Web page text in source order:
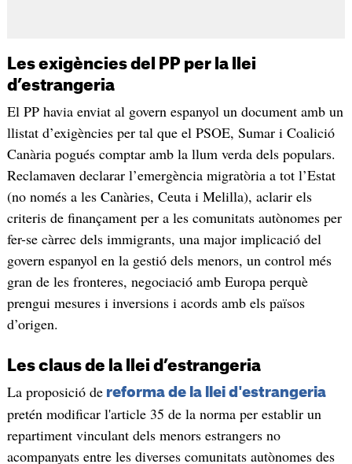
Les exigències del PP per la llei
d’estrangeria
El PP havia enviat al govern espanyol un document amb un
llistat d’exigències per tal que el PSOE, Sumar i Coalició
Canària pogués comptar amb la llum verda dels populars.
Reclamaven declarar l’emergència migratòria a tot l’Estat
(no només a les Canàries, Ceuta i Melilla), aclarir els
criteris de finançament per a les comunitats autònomes per
fer-se càrrec dels immigrants, una major implicació del
govern espanyol en la gestió dels menors, un control més
gran de les fronteres, negociació amb Europa perquè
prengui mesures i inversions i acords amb els països
d’origen.
Les claus de la llei d’estrangeria
La proposició de reforma de la llei d'estrangeria
pretén modificar l'article 35 de la norma per establir un
repartiment vinculant dels menors estrangers no
acompanyats entre les diverses comunitats autònomes des